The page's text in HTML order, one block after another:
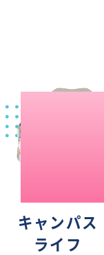
キャンパス
ライフ